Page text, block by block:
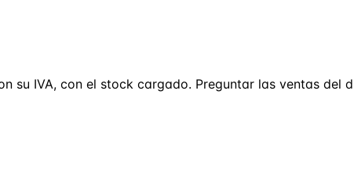
su IVA, con el stock cargado. Preguntar las ventas del